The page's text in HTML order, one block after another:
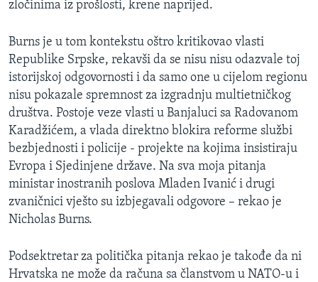
zločinima iz prošlosti, krene naprijed.
Burns je u tom kontekstu oštro kritikovao vlasti
Republike Srpske, rekavši da se nisu nisu odazvale toj
istorijskoj odgovornosti i da samo one u cijelom regionu
nisu pokazale spremnost za izgradnju multietničkog
društva. Postoje veze vlasti u Banjaluci sa Radovanom
Karadžićem, a vlada direktno blokira reforme službi
bezbjednosti i policije - projekte na kojima insistiraju
Evropa i Sjedinjene države. Na sva moja pitanja
ministar inostranih poslova Mladen Ivanić i drugi
zvaničnici vješto su izbjegavali odgovore – rekao je
Nicholas Burns.
Podsektretar za politička pitanja rekao je takođe da ni
Hrvatska ne može da računa sa članstvom u NATO-u i